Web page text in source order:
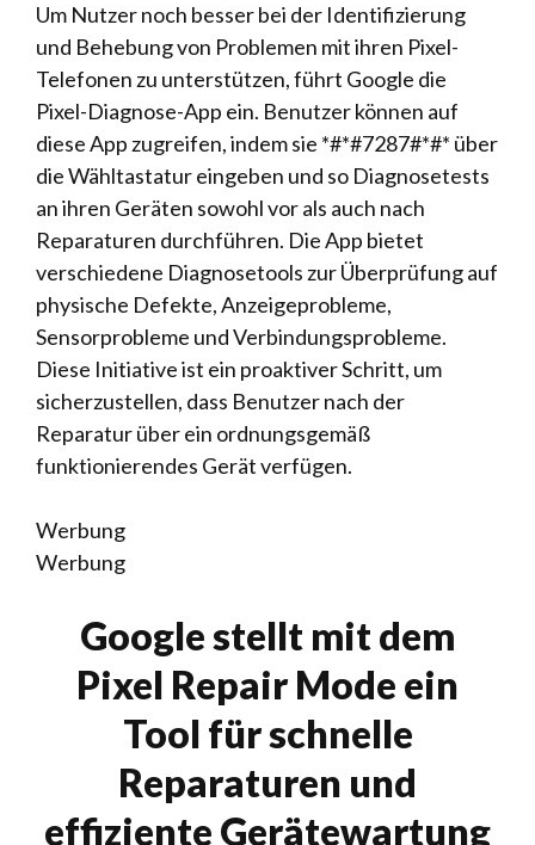
Um Nutzer noch besser bei der Identifizierung
und Behebung von Problemen mit ihren Pixel-
Telefonen zu unterstützen, führt Google die
Pixel-Diagnose-App ein. Benutzer können auf
diese App zugreifen, indem sie *#*#7287#*#* über
die Wähltastatur eingeben und so Diagnosetests
an ihren Geräten sowohl vor als auch nach
Reparaturen durchführen. Die App bietet
verschiedene Diagnosetools zur Überprüfung auf
physische Defekte, Anzeigeprobleme,
Sensorprobleme und Verbindungsprobleme.
Diese Initiative ist ein proaktiver Schritt, um
sicherzustellen, dass Benutzer nach der
Reparatur über ein ordnungsgemäß
funktionierendes Gerät verfügen.
Werbung
Werbung
Google stellt mit dem
Pixel Repair Mode ein
Tool für schnelle
Reparaturen und
effiziente Gerätewartung